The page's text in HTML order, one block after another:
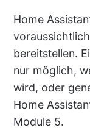
Home
bereitstellen.
nur möglich,
wird, oder
Home
Module 5.